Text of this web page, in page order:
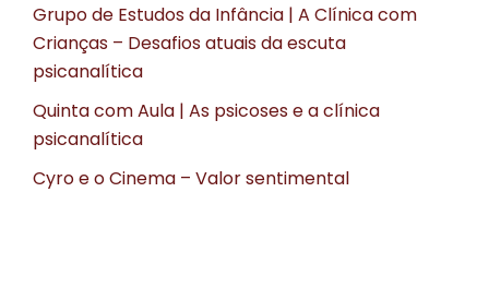
Grupo de Estudos da Infância | A Clínica com
Crianças – Desafios atuais da escuta
psicanalítica
Quinta com Aula | As psicoses e a clínica
psicanalítica
Cyro e o Cinema – Valor sentimental